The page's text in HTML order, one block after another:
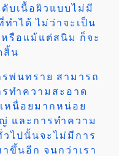
บเนื้อผิวแบบไม่มี
ำได้ ไม่ว่าจะเป็น
หรือแม้แต่สนิม ก็จะ
สิ้น
พ่นทราย สามารถ
ทำความสะอาด
หนื่อยมากหน่อย
และการทำความ
ไปนั้นจะไม่มีการ
ขึ้นอีก จนกว่าเรา